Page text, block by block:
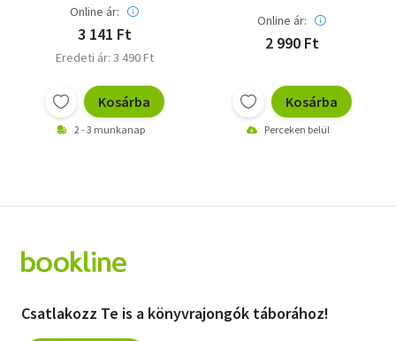
életet!
Online ár:
3 141 Ft
Eredeti ár: 3 490 Ft
Kosárba
2 - 3 munkanap
Online ár:
2 990 Ft
Kosárba
Perceken belül
Csatlakozz Te is a könyvrajongók táborához!